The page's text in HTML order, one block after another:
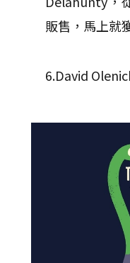
販售，馬上就
6.David